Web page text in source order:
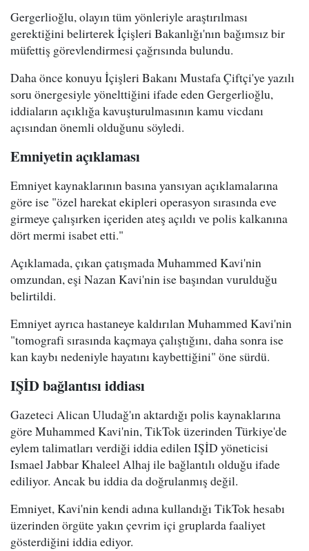
Gergerlioğlu, olayın tüm yönleriyle araştırılması
gerektiğini belirterek İçişleri Bakanlığı'nın bağımsız bir
müfettiş görevlendirmesi çağrısında bulundu.
Daha önce konuyu İçişleri Bakanı Mustafa Çiftçi'ye yazılı
soru önergesiyle yönelttiğini ifade eden Gergerlioğlu,
iddiaların açıklığa kavuşturulmasının kamu vicdanı
açısından önemli olduğunu söyledi.
Emniyetin açıklaması
Emniyet kaynaklarının basına yansıyan açıklamalarına
göre ise "özel harekat ekipleri operasyon sırasında eve
girmeye çalışırken içeriden ateş açıldı ve polis kalkanına
dört mermi isabet etti."
Açıklamada, çıkan çatışmada Muhammed Kavi'nin
omzundan, eşi Nazan Kavi'nin ise başından vurulduğu
belirtildi.
Emniyet ayrıca hastaneye kaldırılan Muhammed Kavi'nin
"tomografi sırasında kaçmaya çalıştığını, daha sonra ise
kan kaybı nedeniyle hayatını kaybettiğini" öne sürdü.
IŞİD bağlantısı iddiası
Gazeteci Alican Uludağ'ın aktardığı polis kaynaklarına
göre Muhammed Kavi'nin, TikTok üzerinden Türkiye'de
eylem talimatları verdiği iddia edilen IŞİD yöneticisi
Ismael Jabbar Khaleel Alhaj ile bağlantılı olduğu ifade
ediliyor. Ancak bu iddia da doğrulanmış değil.
Emniyet, Kavi'nin kendi adına kullandığı TikTok hesabı
üzerinden örgüte yakın çevrim içi gruplarda faaliyet
gösterdiğini iddia ediyor.